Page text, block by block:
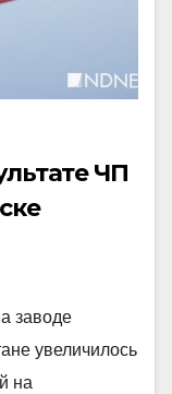
ЧП
заводе
увеличилось
на